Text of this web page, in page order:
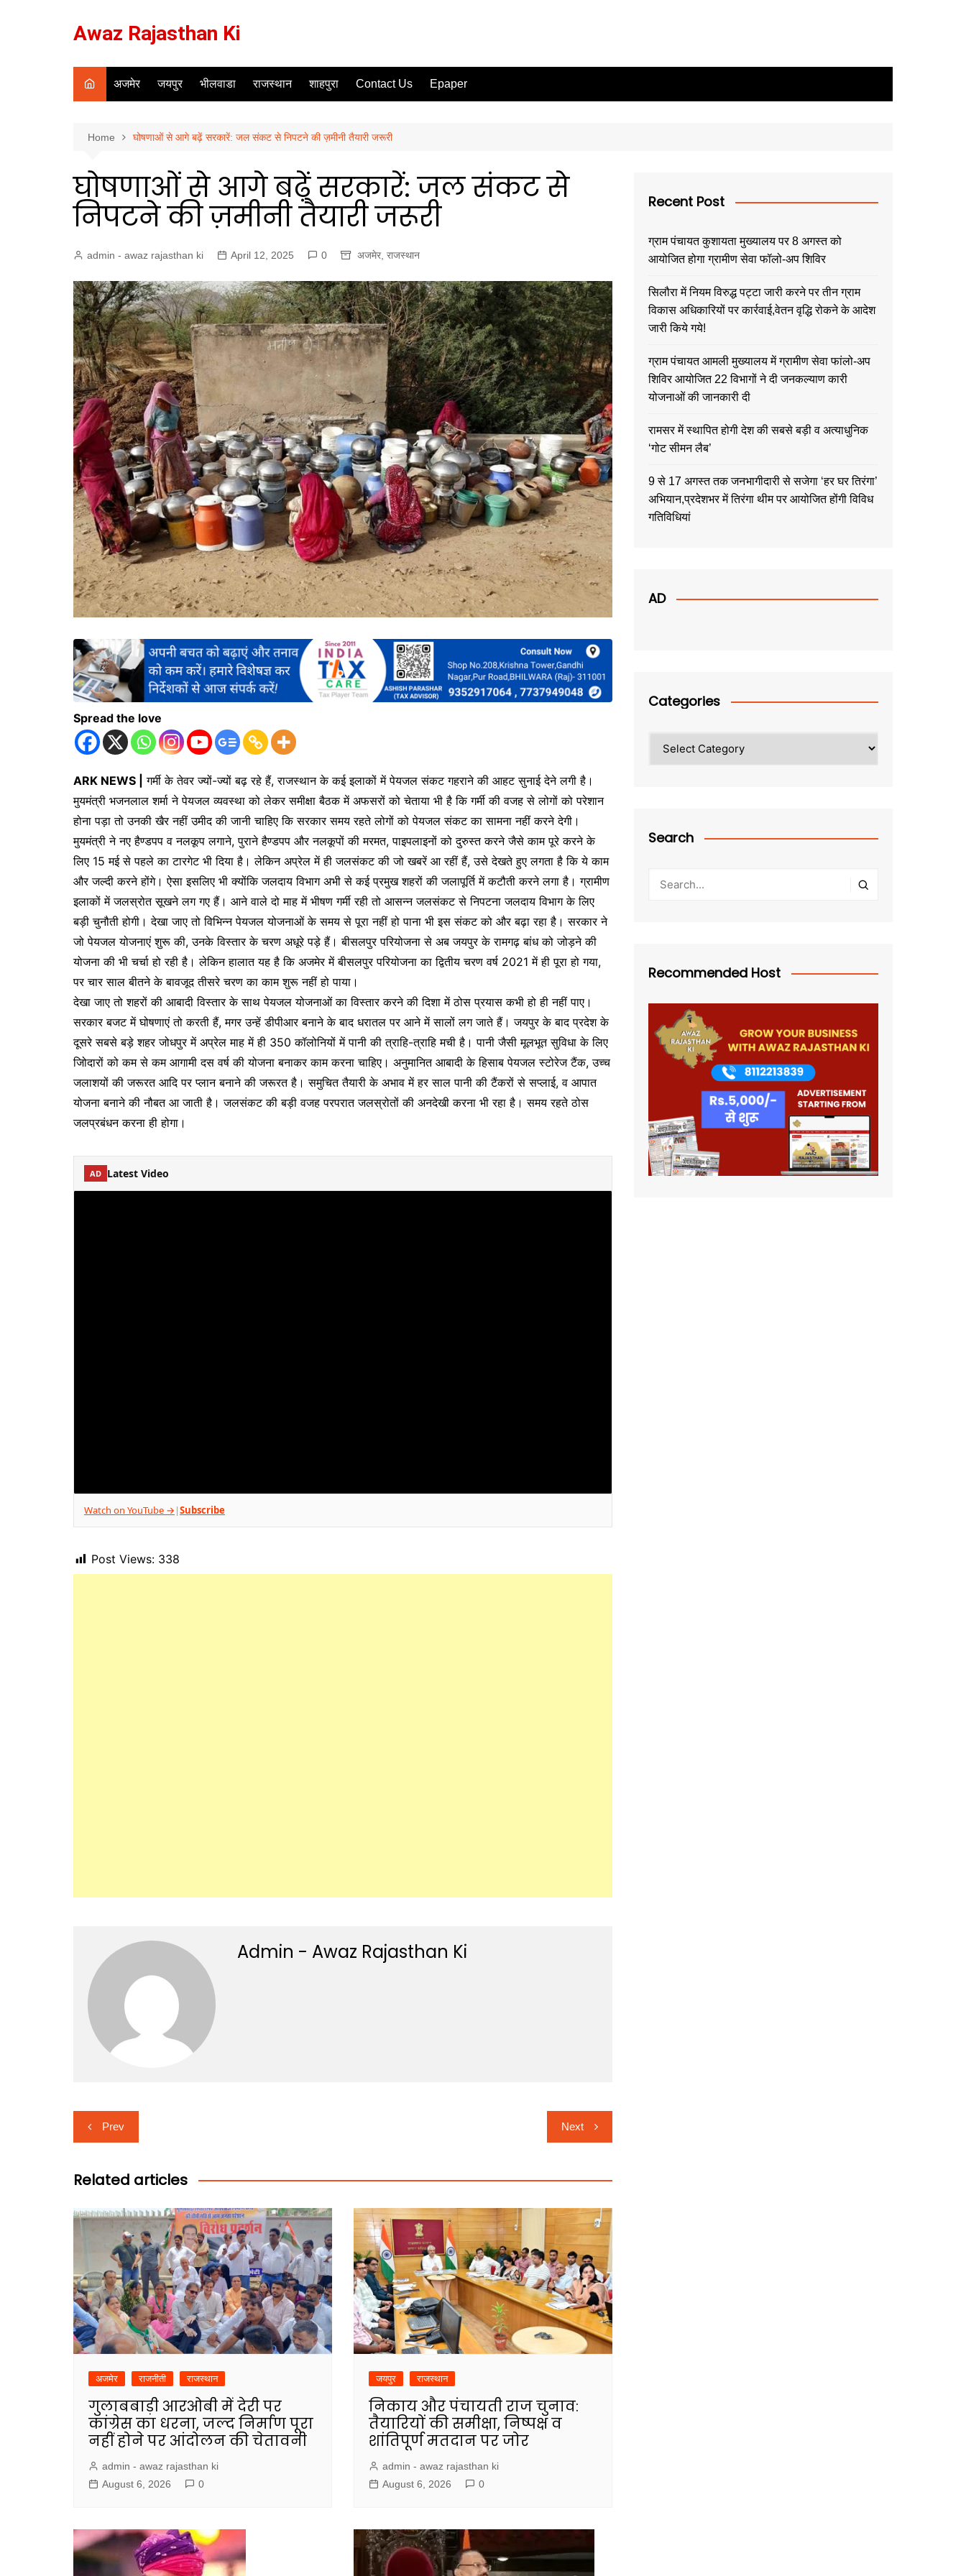
Awaz Rajasthan Ki
अजमेर जयपुर भीलवाडा राजस्थान शाहपुरा Contact Us Epaper
Home घोषणाओं से आगे बढ़ें सरकारें: जल संकट से निपटने की ज़मीनी तैयारी जरूरी
घोषणाओं से आगे बढ़ें सरकारें: जल संकट से
निपटने की ज़मीनी तैयारी जरूरी
admin - awaz rajasthan ki April 12, 2025 0 अजमेर राजस्थान
Spread the love
ARK NEWS |
गर्मी के तेवर ज्यों-ज्यों बढ़ रहे हैं, राजस्थान के कई इलाकों में पेयजल संकट गहराने की आहट सुनाई देने लगी है।
मुयमंत्री भजनलाल शर्मा ने पेयजल व्यवस्था को लेकर समीक्षा बैठक में अफसरों को चेताया भी है कि गर्मी की वजह से लोगों को परेशान
होना पड़ा तो उनकी खैर नहीं उमीद की जानी चाहिए कि सरकार समय रहते लोगों को पेयजल संकट का सामना नहीं करने देगी।
मुयमंत्री ने नए हैण्डपप व नलकूप लगाने, पुराने हैण्डपप और नलकूपों की मरमत, पाइपलाइनों को दुरुस्त करने जैसे काम पूरे करने के
लिए 15 मई से पहले का टारगेट भी दिया है। लेकिन अप्रेल में ही जलसंकट की जो खबरें आ रहीं हैं, उसे देखते हुए लगता है कि ये काम
और जल्दी करने होंगे। ऐसा इसलिए भी क्योंकि जलदाय विभाग अभी से कई प्रमुख शहरों की जलापूर्ति में कटौती करने लगा है। ग्रामीण
इलाकों में जलस्रोत सूखने लग गए हैं। आने वाले दो माह में भीषण गर्मी रही तो आसन्न जलसंकट से निपटना जलदाय विभाग के लिए
बड़ी चुनौती होगी। देखा जाए तो विभिन्न पेयजल योजनाओं के समय से पूरा नहीं हो पाना भी इस संकट को और बढ़ा रहा है। सरकार ने
जो पेयजल योजनाएं शुरू की, उनके विस्तार के चरण अधूरे पड़े हैं। बीसलपुर परियोजना से अब जयपुर के रामगढ़ बांध को जोड़ने की
योजना की भी चर्चा हो रही है। लेकिन हालात यह है कि अजमेर में बीसलपुर परियोजना का द्वितीय चरण वर्ष 2021 में ही पूरा हो गया,
पर चार साल बीतने के बावजूद तीसरे चरण का काम शुरू नहीं हो पाया।
देखा जाए तो शहरों की आबादी विस्तार के साथ पेयजल योजनाओं का विस्तार करने की दिशा में ठोस प्रयास कभी हो ही नहीं पाए।
सरकार बजट में घोषणाएं तो करती हैं, मगर उन्हें डीपीआर बनाने के बाद धरातल पर आने में सालों लग जाते हैं। जयपुर के बाद प्रदेश के
दूसरे सबसे बड़े शहर जोधपुर में अप्रेल माह में ही 350 कॉलोनियों में पानी की त्राहि-त्राहि मची है। पानी जैसी मूलभूत सुविधा के लिए
जिोदारों को कम से कम आगामी दस वर्ष की योजना बनाकर काम करना चाहिए। अनुमानित आबादी के हिसाब पेयजल स्टोरेज टैंक, उच्च
जलाशयों की जरूरत आदि पर प्लान बनाने की जरूरत है। समुचित तैयारी के अभाव में हर साल पानी की टैंकरों से सप्लाई, व आपात
योजना बनाने की नौबत आ जाती है। जलसंकट की बड़ी वजह परपरात जलस्रोतों की अनदेखी करना भी रहा है। समय रहते ठोस
जलप्रबंधन करना ही होगा।
AD Latest Video
Watch on YouTube → |Subscribe
Post Views: 338
Admin - Awaz Rajasthan Ki
Post
navigation
Prev Next
Related articles
अजमेर राजनीती राजस्थान
गुलाबबाड़ी आरओबी में देरी पर
कांग्रेस का धरना, जल्द निर्माण पूरा
नहीं होने पर आंदोलन की चेतावनी
admin - awaz rajasthan ki
August 6, 2026
0
जयपुर राजस्थान
निकाय और पंचायती राज चुनाव:
तैयारियों की समीक्षा, निष्पक्ष व
शांतिपूर्ण मतदान पर जोर
admin - awaz rajasthan ki
August 6, 2026
0
Recent Post
ग्राम पंचायत कुशायता मुख्यालय पर 8 अगस्त को
आयोजित होगा ग्रामीण सेवा फॉलो-अप शिविर
सिलौरा में नियम विरुद्ध पट्टा जारी करने पर तीन ग्राम
विकास अधिकारियों पर कार्रवाई,वेतन वृद्धि रोकने के आदेश
जारी किये गये!
ग्राम पंचायत आमली मुख्यालय में ग्रामीण सेवा फांलो-अप
शिविर आयोजित 22 विभागों ने दी जनकल्याण कारी
योजनाओं की जानकारी दी
रामसर में स्थापित होगी देश की सबसे बड़ी व अत्याधुनिक
‘गोट सीमन लैब’
9 से 17 अगस्त तक जनभागीदारी से सजेगा ‘हर घर तिरंगा’
अभियान,प्रदेशभर में तिरंगा थीम पर आयोजित होंगी विविध
गतिविधियां
AD
Categories
Search
Recommended Host